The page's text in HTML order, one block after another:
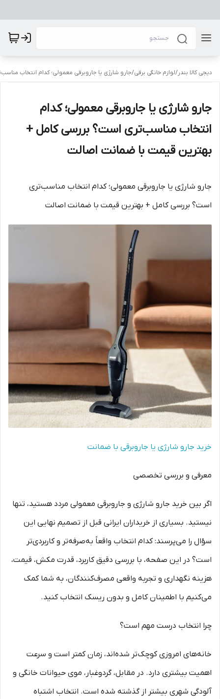
دیجی کالا بندر/لوازم خانگی برقی/جارو شارژی یا جاروبرقی معمولی؛ کدام انتخاب
جارو شارژی یا جاروبرقی معمولی؛ کدام
انتخاب مناسب‌تری است؟ بررسی کامل +
بهترین قیمت با ضمانت اصالت
جارو شارژی یا جاروبرقی معمولی؛ کدام انتخاب مناسب‌تری
است؟ بررسی کامل + بهترین قیمت با ضمانت اصالت
خرید جارو شارژی یا جاروبرقی با ضمانت
معرفی و بررسی تخصصی
اگر بین خرید جارو شارژی و جاروبرقی معمولی مردد هستید، تنها
نیستید. بسیاری از خریداران ایرانی قبل از تصمیم نهایی این
سؤال را می‌پرسند: کدام انتخاب واقعاً به‌صرفه‌تر و کاربردی‌تر
است؟ در این صفحه، با بررسی دقیق کاربرد، قدرت مکش، قیمت،
هزینه نگهداری و تجربه واقعی مصرف‌کنندگان، به شما کمک
می‌کنیم با اطمینان کامل و بدون ریسک انتخاب کنید.
چرا انتخاب درست مهم است؟
خانه‌های امروزی کوچک‌تر شده‌اند، زمان کمتر است و سرعت
اهمیت بیشتری دارد. در مقابل، گردوغبار، موی حیوانات خانگی و
آلودگی شهری بیشتر از گذشته شده است. انتخاب اشتباه